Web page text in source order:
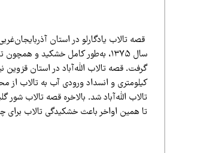
قصه تالاب یادگارلو در استان
سال ۱۳۷۵، به‌طور کامل خشکید و
کیلومتری و انسداد ورودی آب به تالاب
تالاب الله‌آباد شد. بالاخره قصه تالاب
تا همین اواخر باعث خشکیدگی تالاب برای